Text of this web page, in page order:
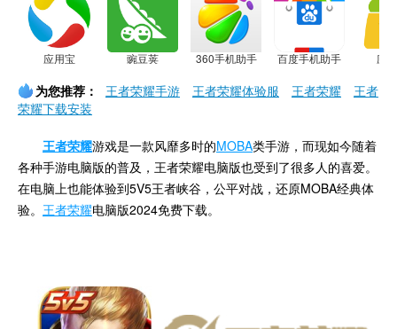
应用宝 豌豆荚 360手机助手 百度手机助手 应
为您推荐： 王者荣耀手游 王者荣耀体验服 王者荣耀
王者
荣耀下载安装
王者荣耀游戏是一款风靡多时的MOBA类手游，而现如今随着
各种手游电脑版的普及，王者荣耀电脑版也受到了很多人的喜爱。
在电脑上也能体验到5V5王者峡谷，公平对战，还原MOBA经典体
验。 王者荣耀电脑版2024免费下载。